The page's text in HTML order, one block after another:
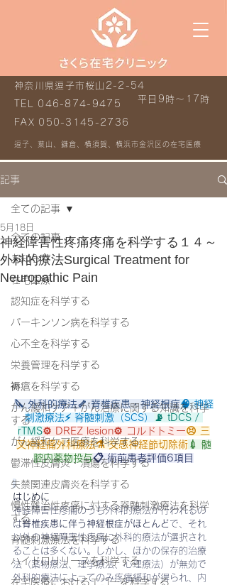
平日9時～17時
神奈川県逗子市桜山2-2-54
TEL 046-874-9475
FAX 050-3145-2736
逗子、葉山、鎌倉、横須賀、横浜市金沢区の在宅医療
記事
全ての記事
お知らせ
在宅医療
認知症を科学する
パーキンソン病を科学する
心不全を科学する
栄養管理を科学する
褥瘡を科学する
がん緩和ケア＋がん治療に関する知識を科学
する
がん緩和ケア医療を科学する
鬱滞性皮膚炎・潰瘍を科学する
失禁関連皮膚炎を科学する
慢性難治性疼痛に対する脊髄刺激療法を科学
する
脊髄刺激療法を科学する
ハイドロリリースを科学する
在宅医療におけるエコーを科学する
全ての記事
神経障害性疼痛疼痛を科学する１４～
外科的療法Surgical Treatment for
Neuropathic Pain
5月18日
🔪 外科的療法🦴 脊椎疾患・神経根症🧠 神経
刺激療法⚡ 脊髄刺激（SCS）
📡 tDCS /
rTMS⚙️ DREZ lesion⚙️ コルドトミー😣 三
叉神経痛外科療法⚗️ 交感神経節切除術💉 髄
腔内薬物投与📋 術前患者評価6項目
はじめに
神経障害性疼痛のうち外科的療法が行われるの
は脊椎疾患に伴う神経根症がほとんどで、それ
以外の神経障害性疼痛に外科的療法が選択され
ることは多くない。しかし、ほかの保存的治療
法（薬物療法、理学療法、心理療法）が無効で
外科的療法によってのみ疼痛緩和が得られ、内